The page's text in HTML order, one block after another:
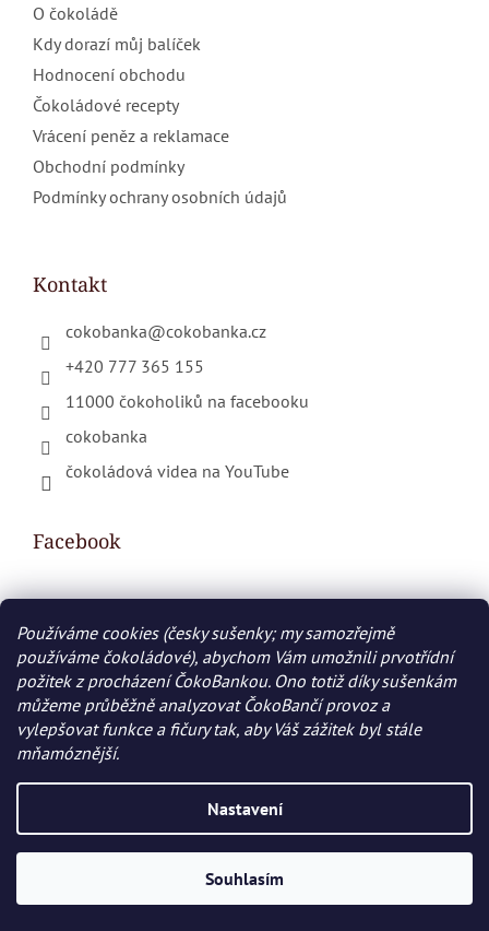
Používáme cookies (česky sušenky; my samozřejmě
používáme čokoládové), abychom Vám umožnili prvotřídní
požitek z procházení ČokoBankou. Ono totiž díky sušenkám
můžeme průběžně analyzovat ČokoBančí provoz a
vylepšovat funkce a fičury tak, aby Váš zážitek byl stále
mňamóznější.
Nastavení
Souhlasím
O čokoládě
Kdy dorazí můj balíček
Hodnocení obchodu
Čokoládové recepty
Vrácení peněz a reklamace
Obchodní podmínky
Podmínky ochrany osobních údajů
Kontakt
cokobanka@cokobanka.cz
+420 777 365 155
11000 čokoholiků na facebooku
cokobanka
čokoládová videa na YouTube
Facebook
Nákupní košík
0KS /0 KČ
Vytvořil Shoptet
Copyright 2026COKOBANKA.cz. Všechna práva
vyhrazena.